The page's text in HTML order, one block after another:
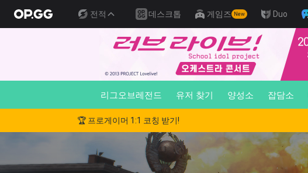
전적 데스크톱 게임즈 New Duo
리그오브레전드 유저 찾기 양성소 잡담소
🏆 프로게이머 1:1 코칭 받기!